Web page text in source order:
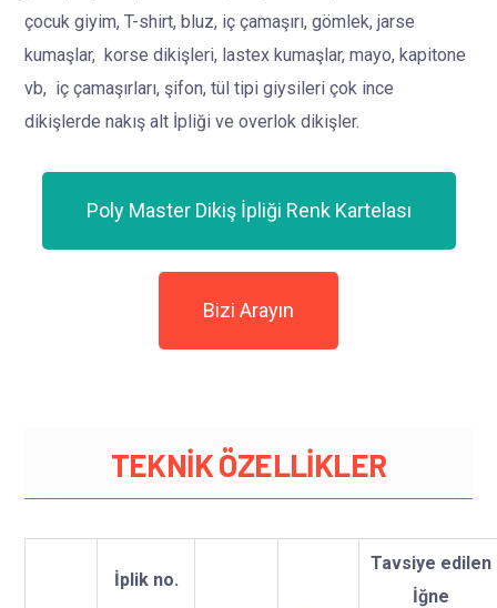
çocuk giyim, T-shirt, bluz, iç çamaşırı, gömlek, jarse
kumaşlar, korse dikişleri, lastex kumaşlar, mayo, kapitone
vb, iç çamaşırları, şifon, tül tipi giysileri çok ince
dikişlerde nakış alt İpliği ve overlok dikişler.
Poly Master Dikiş İpliği Renk Kartelası
Bizi Arayın
TEKNİK ÖZELLİKLER
İplik no.
Tavsiye edilen
İğne